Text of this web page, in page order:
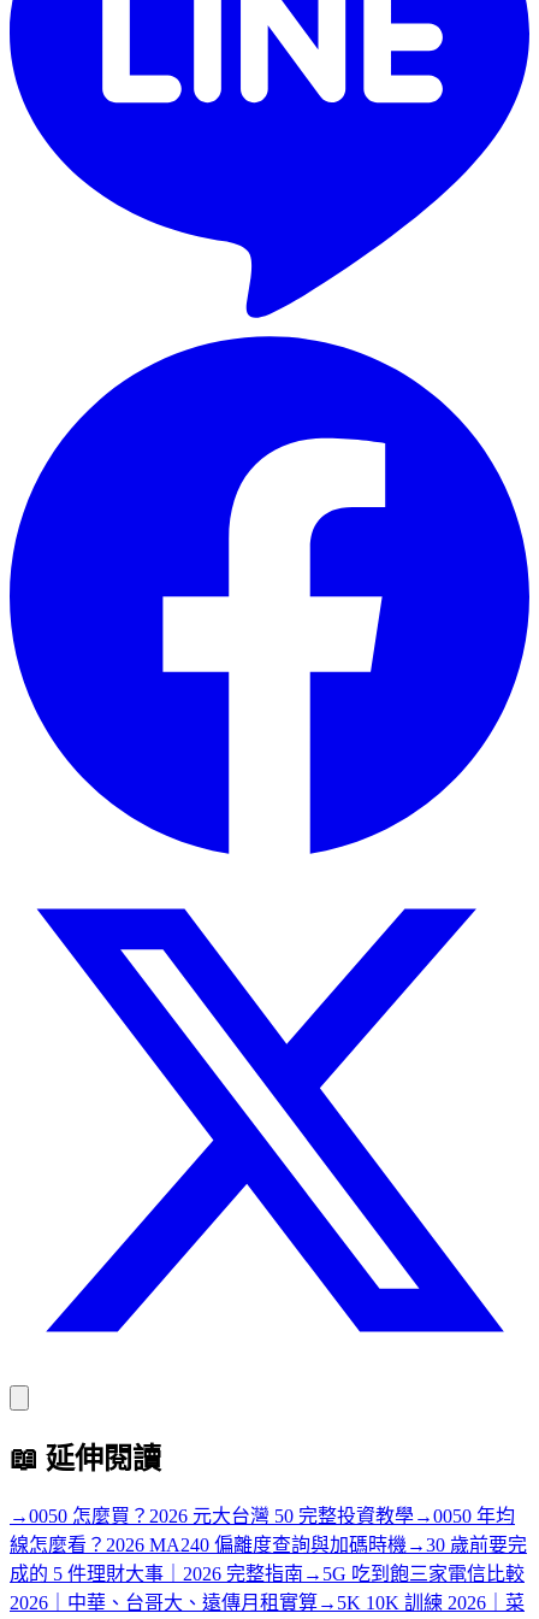
📖 延伸閱讀
→0050 怎麼買？2026 元大台灣 50 完整投資教學→0050 年均
線怎麼看？2026 MA240 偏離度查詢與加碼時機→30 歲前要完
成的 5 件理財大事｜2026 完整指南 → 5G 吃到飽三家電信比較
2026｜中華、台哥大、遠傳月租實算→ 5K 10K 訓練 2026｜菜